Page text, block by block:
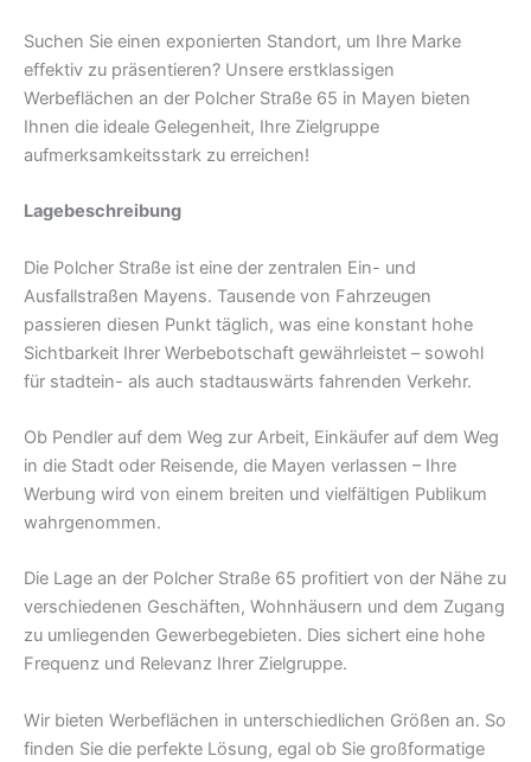
Suchen Sie einen exponierten Standort, um Ihre Marke
effektiv zu präsentieren? Unsere erstklassigen
Werbeflächen an der Polcher Straße 65 in Mayen bieten
Ihnen die ideale Gelegenheit, Ihre Zielgruppe
aufmerksamkeitsstark zu erreichen!
Lagebeschreibung
Die Polcher Straße ist eine der zentralen Ein- und
Ausfallstraßen Mayens. Tausende von Fahrzeugen
passieren diesen Punkt täglich, was eine konstant hohe
Sichtbarkeit Ihrer Werbebotschaft gewährleistet – sowohl
für stadtein- als auch stadtauswärts fahrenden Verkehr.
Ob Pendler auf dem Weg zur Arbeit, Einkäufer auf dem Weg
in die Stadt oder Reisende, die Mayen verlassen – Ihre
Werbung wird von einem breiten und vielfältigen Publikum
wahrgenommen.
Die Lage an der Polcher Straße 65 profitiert von der Nähe zu
verschiedenen Geschäften, Wohnhäusern und dem Zugang
zu umliegenden Gewerbegebieten. Dies sichert eine hohe
Frequenz und Relevanz Ihrer Zielgruppe.
Wir bieten Werbeflächen in unterschiedlichen Größen an. So
finden Sie die perfekte Lösung, egal ob Sie großformatige